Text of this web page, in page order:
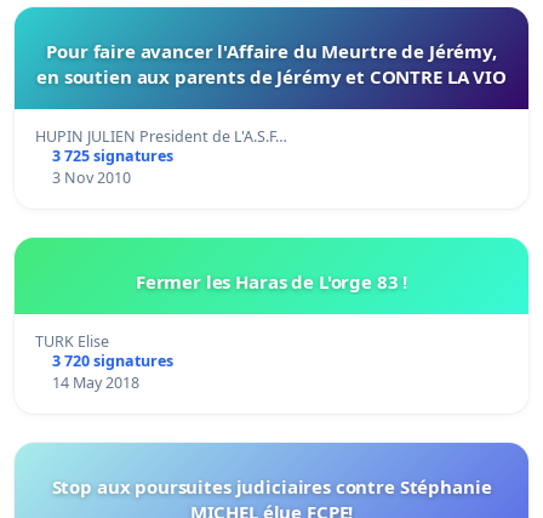
Pour faire avancer l'Affaire du Meurtre de Jérémy,
en soutien aux parents de Jérémy et CONTRE LA VIO
HUPIN JULIEN President de L'A.S.F…
3 725 signatures
3 Nov 2010
Fermer les Haras de L'orge 83 !
TURK Elise
3 720 signatures
14 May 2018
Stop aux poursuites judiciaires contre Stéphanie
MICHEL élue FCPE!